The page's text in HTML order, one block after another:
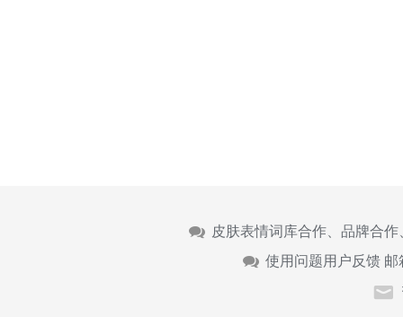
皮肤表情词库合作、品牌合
使用问题用户反馈 邮